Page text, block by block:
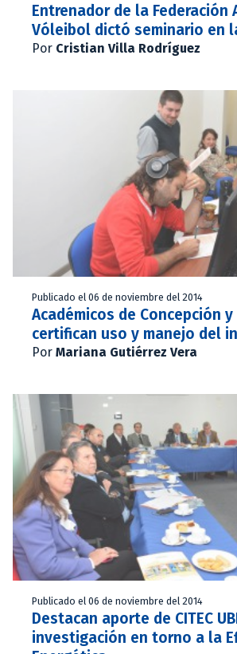
Entrenador de la Federación
Vóleibol dictó seminario en
Por Cristian Villa Rodríguez
Publicado el 06 de noviembre del 2014
Académicos de Concepción
certifican uso y manejo del
Por Mariana Gutiérrez Vera
Publicado el 06 de noviembre del 2014
Destacan aporte de CITEC
investigación en torno a la